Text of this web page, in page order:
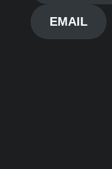
EMAIL